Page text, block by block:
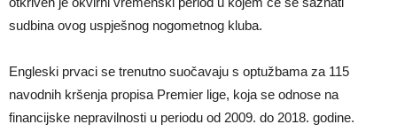
posudbu?
Real Madrid odlučio: Endrick ide u Premier ligu!
sudbina ovog uspješnog nogometnog kluba.
Engleski prvaci se trenutno suočavaju s optužbama za 115
navodnih kršenja propisa Premier lige, koja se odnose na
financijske nepravilnosti u periodu od 2009. do 2018. godine.